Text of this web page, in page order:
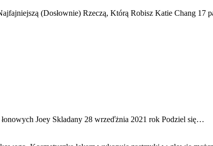
(Dosłownie) Rzeczą, Którą Robisz Katie Chang 17
Joey Skladany 28 wrzeďżnia 2021 rok Podziel się…